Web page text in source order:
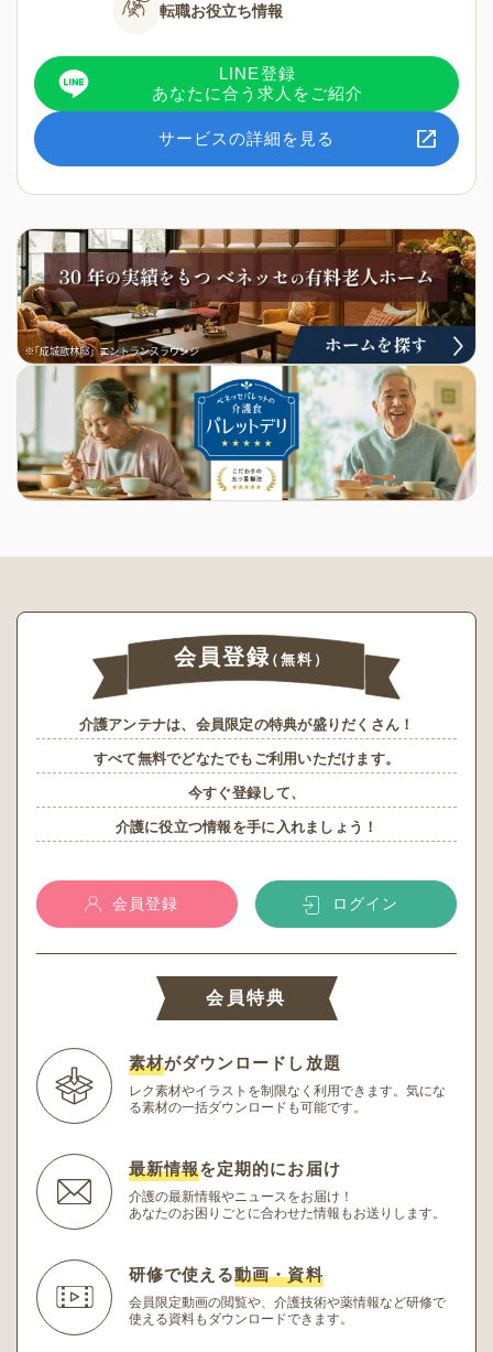
転職お役立ち情報
LINE登録
あなたに合う求人をご紹介
サービスの詳細を見る
会員登録（無料）
介護アンテナは、会員限定の特典が盛りだくさん！
すべて無料でどなたでもご利用いただけます。
今すぐ登録して、
介護に役立つ情報を手に入れましょう！
会員登録 ログイン
会員特典
素材がダウンロードし放題
レク素材やイラストを制限なく利用できます。 気にな
る素材の一括ダウンロードも可能です。
最新情報を定期的にお届け
介護の最新情報やニュースをお届け！
あなたのお困りごとに合わせた情報もお送りします。
研修で使える動画・資料
会員限定動画の閲覧や、介護技術や薬情報など研修で
使える資料もダウンロードできます。